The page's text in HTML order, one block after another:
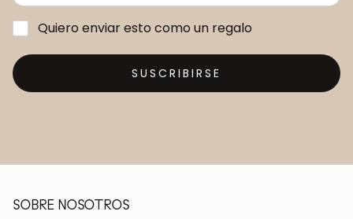
Quiero enviar esto como un regalo
SUSCRIBIRSE
SOBRE NOSOTROS